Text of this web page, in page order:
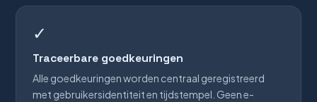
✓
Traceerbare goedkeuringen
Alle goedkeuringen worden centraal geregistreerd
met gebruikersidentiteit en tijdstempel. Geen e-